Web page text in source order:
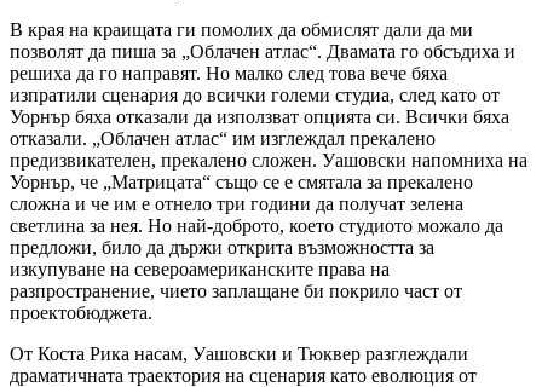
В края на краищата ги помолих да обмислят дали да ми
позволят да пиша за „Облачен атлас“. Двамата го обсъдиха и
решиха да го направят. Но малко след това вече бяха
изпратили сценария до всички големи студиа, след като от
Уорнър бяха отказали да използват опцията си. Всички бяха
отказали. „Облачен атлас“ им изглеждал прекалено
предизвикателен, прекалено сложен. Уашовски напомниха на
Уорнър, че „Матрицата“ също се е смятала за прекалено
сложна и че им е отнело три години да получат зелена
светлина за нея. Но най-доброто, което студиото можало да
предложи, било да държи открита възможността за
изкупуване на североамериканските права на
разпространение, чието заплащане би покрило част от
проектобюджета.
От Коста Рика насам, Уашовски и Тюквер разглеждали
драматичната траектория на сценария като еволюция от